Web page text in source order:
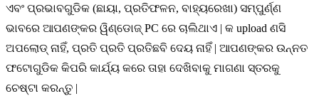
ଏବଂ ପ୍ରଭାବଗୁଡିକ (ଛାୟା, ପ୍ରତିଫଳନ, ବାହ୍ୟରେଖା) ସମ୍ପୁର୍ଣ୍ଣ
ଭାବରେ ଆପଣଙ୍କର ୱିଣ୍ଡୋଜ୍ PC ରେ ଚାଲିଥାଏ | କ upload ଣସି
ଅପଲୋଡ୍ ନାହିଁ, ପ୍ରତି ପ୍ରତି ପ୍ରତିଛବି ଦେୟ ନାହିଁ | ଆପଣଙ୍କର ଉନ୍ନତ
ଫଟୋଗୁଡିକ କିପରି କାର୍ଯ୍ୟ କରେ ତାହା ଦେଖିବାକୁ ମାଗଣା ସ୍ତରକୁ
ଚେଷ୍ଟା କରନ୍ତୁ |